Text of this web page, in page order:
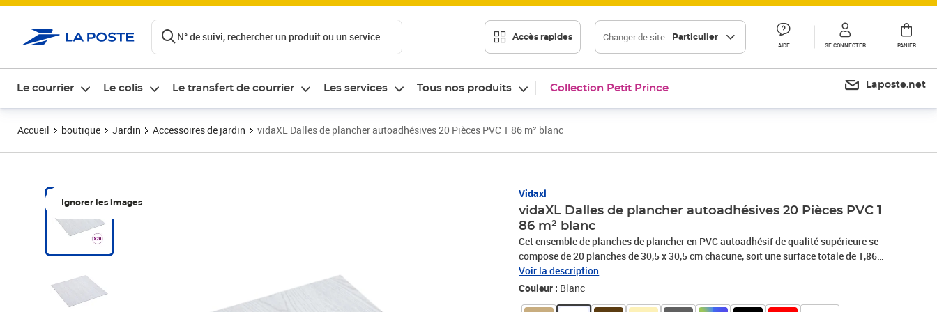
N° de suivi, rechercher un produit ou un service .... Accès rapides Changer de site : Particulier
AIDE SE CONNECTER PANIER
Le courrier Le colis Le transfert de courrier Les services Tous nos produits Collection Petit Prince Laposte.net
Accueil boutique Jardin Accessoires de jardin vidaXL Dalles de plancher autoadhésives 20 Pièces PVC 1 86 m² blanc
Ignorer les images
Vidaxl
vidaXL Dalles de plancher autoadhésives 20 Pièces PVC 1
86 m² blanc
Cet ensemble de planches de plancher en PVC autoadhésif de qualité supérieure se
compose de 20 planches de 30,5 x 30,5 cm chacune, soit une surface totale de 1,86
m². Ces dalles de plancher en PVC ressemblent à une texture naturelle authentique
grâce leur motif imité tout en offrant plus de durabilité et moins d'entretien. Ces
Voir la description
Couleur : Blanc